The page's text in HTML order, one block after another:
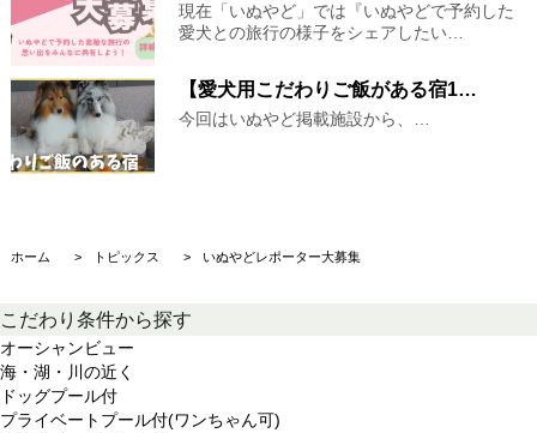
現在「いぬやど」では『いぬやどで予約した
愛犬との旅行の様子をシェアしたい…
【愛犬用こだわりご飯がある宿1…
今回はいぬやど掲載施設から、…
ホーム トピックス いぬやどレポーター大募集
こだわり条件から探す
オーシャンビュー
海・湖・川の近く
ドッグプール付
プライベートプール付(ワンちゃん可)